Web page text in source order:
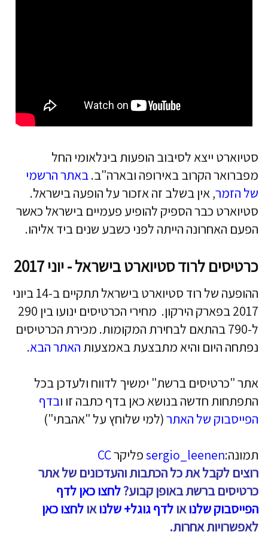
סטיוארט ייצא לסיבוב הופעות בינלאומי החל
מפברואר הקרוב באירופה ובארה"ב.באתר הרשמי
של הזמר, אין בשלב זה אזכור על הופעה בישראל.
סטיוארט כבר הספיק להופיע פעמיים בישראל כאשר
הפעם האחרונה הייתה לפני כשבע שנים ביד אליהו.
כרטיסים לרוד סטיוארט בישראל - יוני 2017
ההופעה של רוד סטיוארט בישראל תתקיים ב-14 ביוני
2017 בפארק הירקון. מחירי הכרטיסים ינועו בין 290
ל-790 בהתאם לבחירת המקומות. מכירת הכרטיסים
נפתחה היום והיא מתבצעת באמצעותהאתר הבא.
אתר "כרטיסים ברשת" ימשיך לדווח ולעדכן בכל
התפתחות חדשה בנושא כאן בדף כתבה זו ובדף
הפייסבוק של האתר(למי שלוחץ על "אהבתי")
תמונה:sergio_leenenפליקרCC
רוצים לקבל את כל הכתבות והעדכונים של אתר
כרטיסים ברשת באופן קבוע?לחצו כאן לדף
הפייסבוק שלנואולדף גוגל+ שלנואולחצו כאן
לאפשרויות אחרות.